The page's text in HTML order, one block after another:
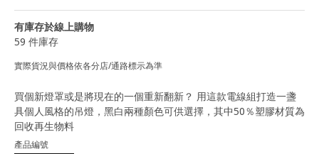
有庫存於線上購物
59 件庫存
實際貨況與價格依各分店/通路標示為準
買個新燈罩或是將現在的一個重新翻新？ 用這款電線組打造一盞
具個人風格的吊燈，黑白兩種顏色可供選擇，其中50％塑膠材質為
回收再生物料
產品編號